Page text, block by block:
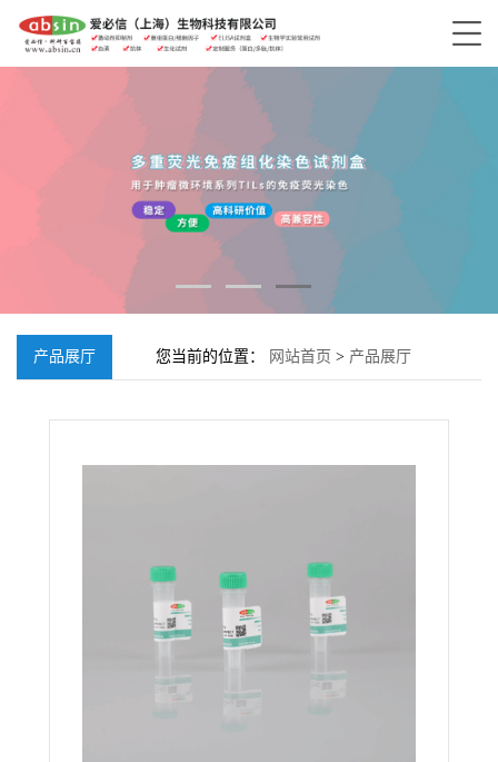
产品展厅 您当前的位置： 网站首页 > 产品展厅